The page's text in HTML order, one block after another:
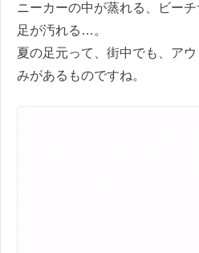
ニーカーの中が蒸れる、ビー
足が汚れる…。
夏の足元って、街中でも、ア
みがあるものですね。